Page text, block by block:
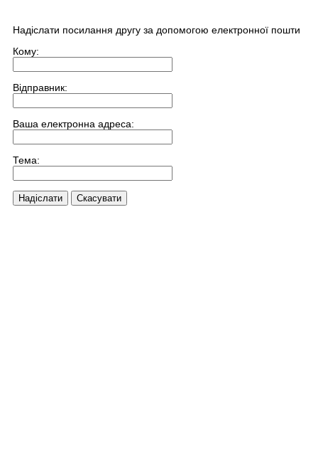
Надіслати посилання другу за допомогою електронної пошти
Кому:
Відправник:
Ваша електронна адреса:
Тема:
Надіслати Скасувати